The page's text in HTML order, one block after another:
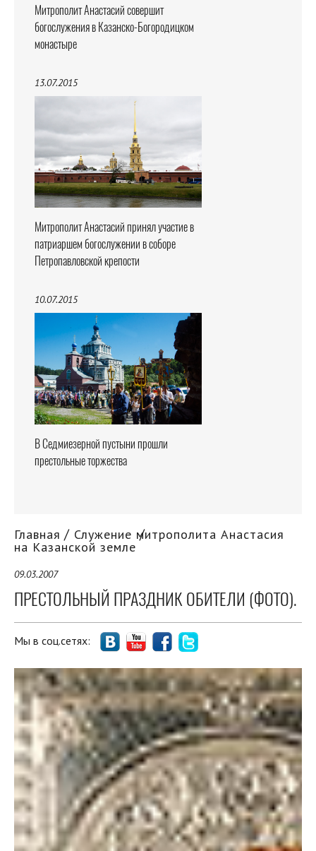
Митрополит Анастасий совершит
богослужения в Казанско-Богородицком
монастыре
13.07.2015
Митрополит Анастасий принял участие в
патриаршем богослужении в соборе
Петропавловской крепости
10.07.2015
В Седмиезерной пустыни прошли
престольные торжества
Главная Служение митрополита Анастасия
на Казанской земле
09.03.2007
ПРЕСТОЛЬНЫЙ ПРАЗДНИК ОБИТЕЛИ (ФОТО).
Мы в соц.сетях: